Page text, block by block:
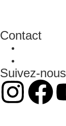
Contact
Suivez-nous